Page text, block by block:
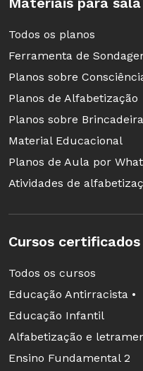
LEIA MAIS
Ensino Superior
sonho do jovem
As taxas de
altas no Brasil?
Falta
Pesquisadores
Todos os planos
Ferramenta de
Planos sobre
Planos de Alfabetização
Planos sobre
Material Educacional
Planos de Aula por
Atividades de
Cursos certificados
Todos os cursos
Educação Antirracista •
Educação Infantil
Alfabetização e
Ensino Fundamental 2